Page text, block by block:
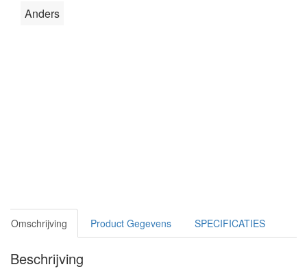
Anders
Omschrijving Product Gegevens SPECIFICATIES
Beschrijving